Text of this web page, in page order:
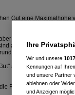
Gut eine Maximalhöhe
auch von jenen Mietern
aber auf
an, weil keine
Richtung?
Ihre
Wir und unsere 1017
Kennungen auf
und unsere Partner
ablehnen oder
und Anzeigen